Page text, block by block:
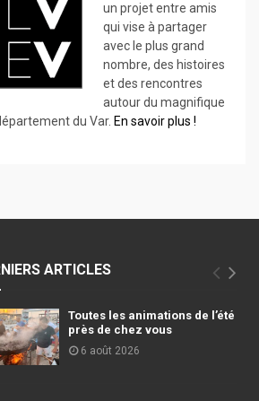
un projet entre amis
qui vise à partager
avec le plus grand
nombre, des histoires
et des rencontres
autour du magnifique
du Var. En savoir plus !
ARTICLES
Toutes les animations de l’été
près de chez vous
6 août 2026